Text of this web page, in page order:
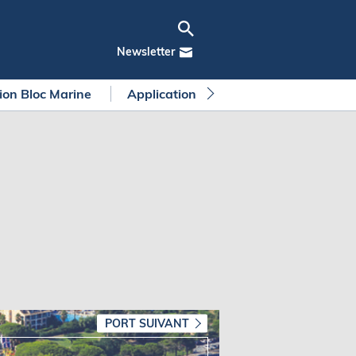
Newsletter
Bloc Marine Application Bloc Marine
PORT SUIVANT